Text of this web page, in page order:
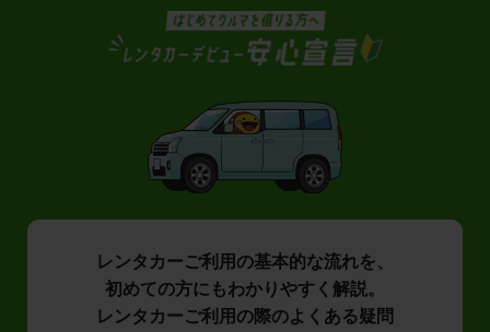
レンタカーご利用の基本的な流れを、
初めての方にもわかりやすく解説。
レンタカーご利用の際のよくある疑問